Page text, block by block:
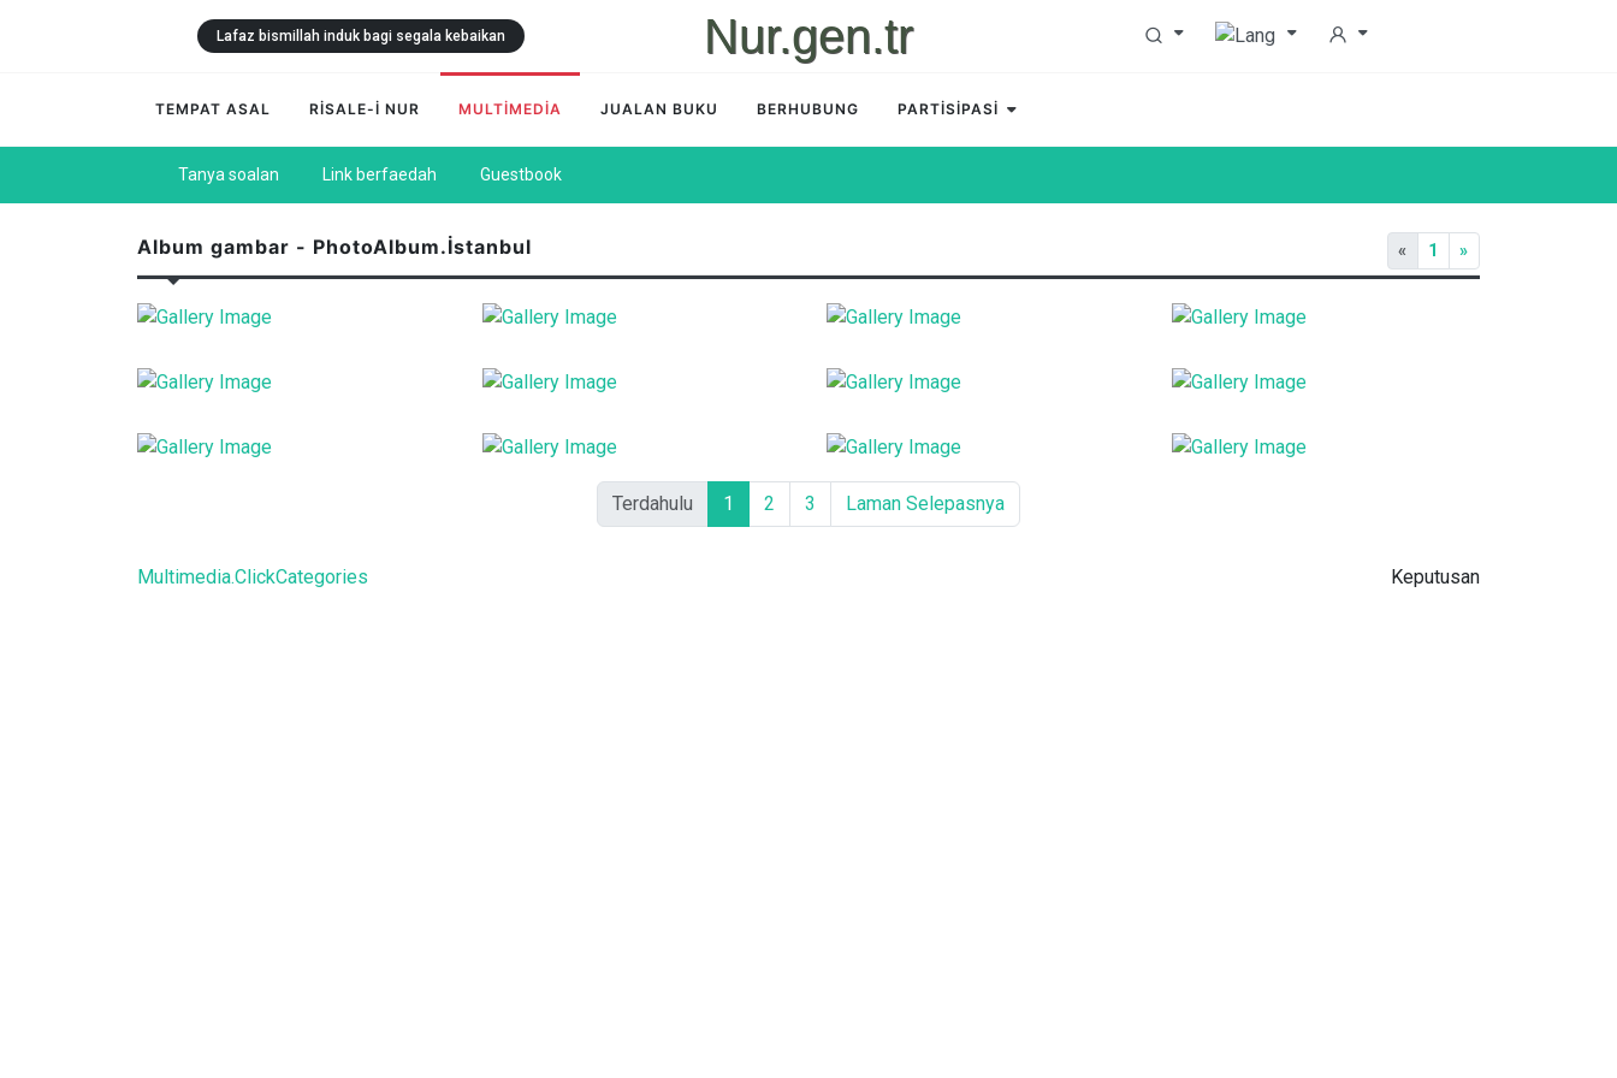
Nur.gen.tr
Lafaz bismillah induk bagi segala kebaikan
TEMPAT ASAL RİSALE-İ NUR MULTİMEDİA JUALAN BUKU BERHUBUNG PARTİSİPASİ
Tanya soalan Link berfaedah Guestbook
Album gambar - PhotoAlbum.İstanbul « 1 »
Terdahulu 1 2 3 Laman Selepasnya
Multimedia.ClickCategories Keputusan